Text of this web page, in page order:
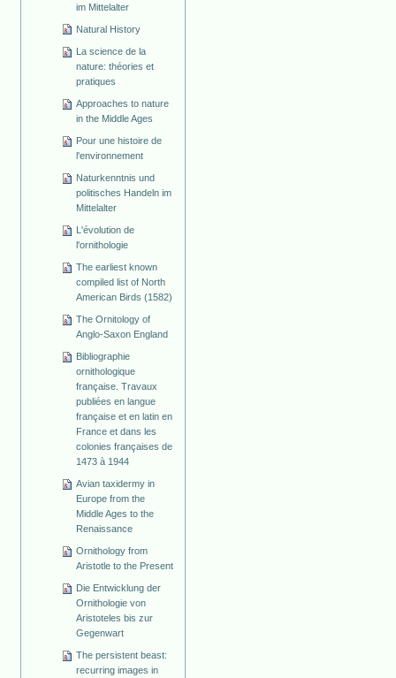
im Mittelalter
Natural History
La science de la
nature: théories et
pratiques
Approaches to nature
in the Middle Ages
Pour une histoire de
l'environnement
Naturkenntnis und
politisches Handeln im
Mittelalter
L'évolution de
l'ornithologie
The earliest known
compiled list of North
American Birds (1582)
The Ornitology of
Anglo-Saxon England
Bibliographie
ornithologique
française. Travaux
publiées en langue
française et en latin en
France et dans les
colonies françaises de
1473 à 1944
Avian taxidermy in
Europe from the
Middle Ages to the
Renaissance
Ornithology from
Aristotle to the Present
Die Entwicklung der
Ornithologie von
Aristoteles bis zur
Gegenwart
The persistent beast:
recurring images in